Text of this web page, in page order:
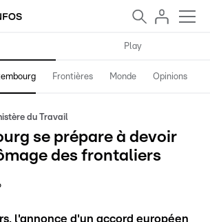
Play
Frontières Monde Opinions
du Travail
se prépare à devoir
des frontaliers
l'annonce d'un accord européen